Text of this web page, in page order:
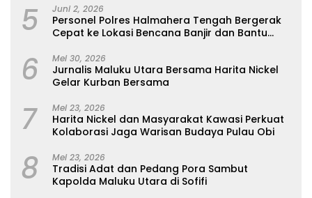
Kebakaran Pasar Jiung
5 Juni 2, 2026
Personel Polres Halmahera Tengah Bergerak
Cepat ke Lokasi Bencana Banjir dan Bantu
6 Mei 30, 2026
Jurnalis Maluku Utara Bersama Harita Nickel
Gelar Kurban Bersama
7 Mei 23, 2026
Harita Nickel dan Masyarakat Kawasi Perkuat
Kolaborasi Jaga Warisan Budaya Pulau Obi
8 Mei 23, 2026
Tradisi Adat dan Pedang Pora Sambut
Kapolda Maluku Utara di Sofifi